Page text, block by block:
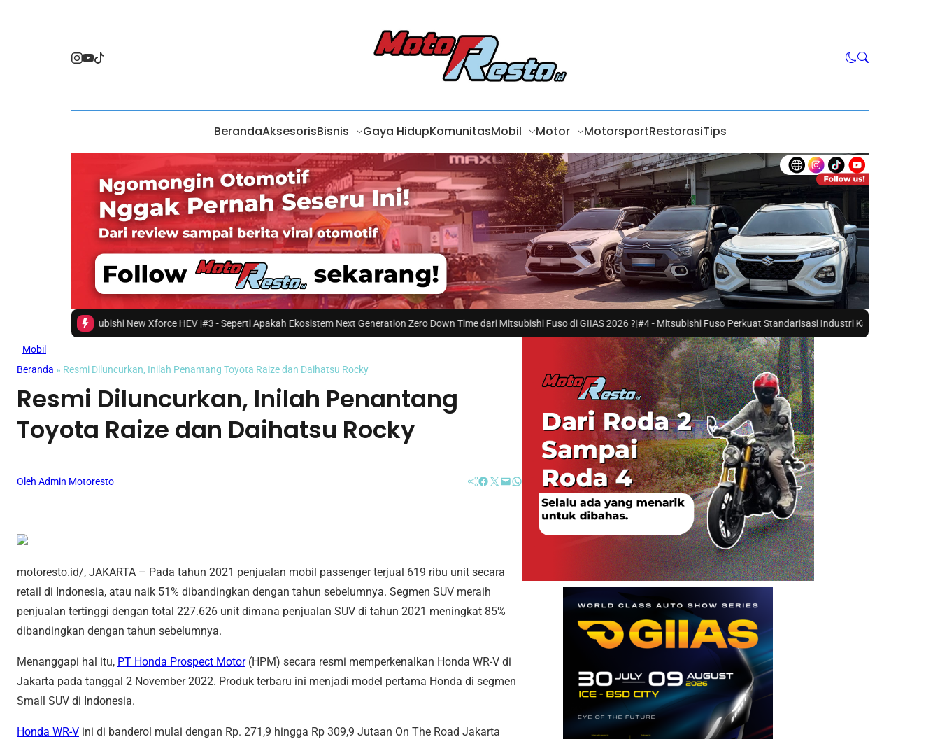
BerandaAksesorisBisnis Gaya HidupKomunitasMobil Motor MotorsportRestorasiTips
Mitsubishi New Xforce HEV|#3 -Seperti Apakah Ekosistem Next Generation Zero Down Time dari Mitsubishi Fuso di GIIAS 2026 ?|#4 -Mitsubishi Fuso Perkuat Standarisasi Industri Karoseri Lewat Fuso Karoseri
Mobil
Beranda » Resmi Diluncurkan, Inilah Penantang Toyota Raize dan Daihatsu Rocky
Resmi Diluncurkan, Inilah Penantang
Toyota Raize dan Daihatsu Rocky
Oleh Admin Motoresto Facebook Twitter Mail WhatsApp
motoresto.id/, JAKARTA – Pada tahun 2021 penjualan mobil passenger terjual 619 ribu unit secara
retail di Indonesia, atau naik 51% dibandingkan dengan tahun sebelumnya. Segmen SUV meraih
penjualan tertinggi dengan total 227.626 unit dimana penjualan SUV di tahun 2021 meningkat 85%
dibandingkan dengan tahun sebelumnya.
Menanggapi hal itu, PT Honda Prospect Motor(HPM) secara resmi memperkenalkan Honda WR-V di
Jakarta pada tanggal 2 November 2022. Produk terbaru ini menjadi model pertama Honda di segmen
Small SUV di Indonesia.
Honda WR-V ini di banderol mulai dengan Rp. 271,9 hingga Rp 309,9 Jutaan On The Road Jakarta